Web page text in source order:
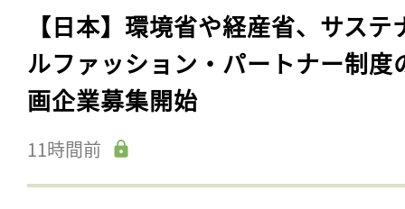
【日本】環境省や経産省、サステ
ルファッション・パートナー制度
画企業募集開始
11時間前